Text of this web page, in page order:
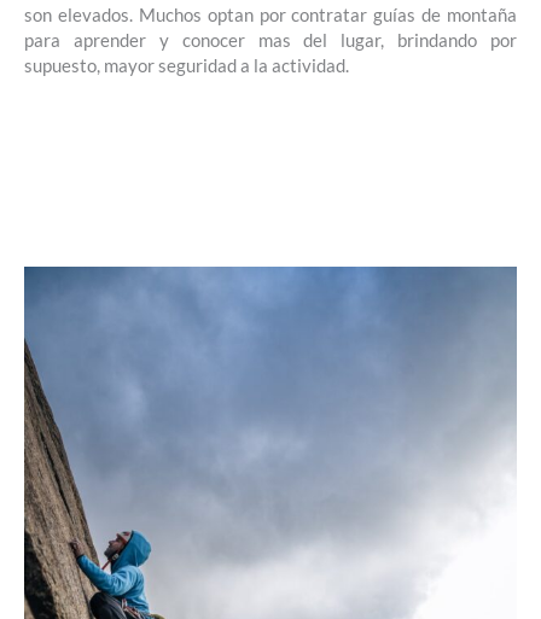
son elevados. Muchos optan por contratar guías de montaña
para aprender y conocer mas del lugar, brindando por
supuesto, mayor seguridad a la actividad.